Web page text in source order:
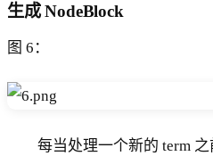
生成 NodeBlock
图 6：
每当处理一个新的 term 之